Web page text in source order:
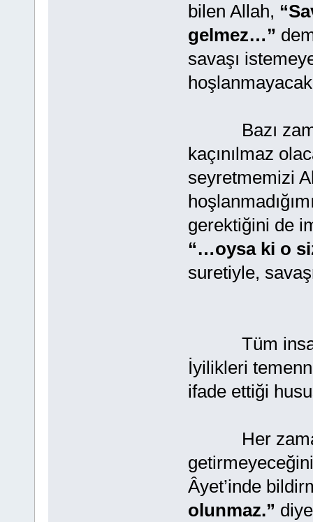
bilen Allah,
gelmez…”
savaşı
Bazı
kaçınılmaz
seyretmemizi
gerektiğini de
“…oysa ki o
suretiyle,
Tüm
İyilikleri
ifade ettiği
Her zaman
Âyet’inde
olunmaz.”